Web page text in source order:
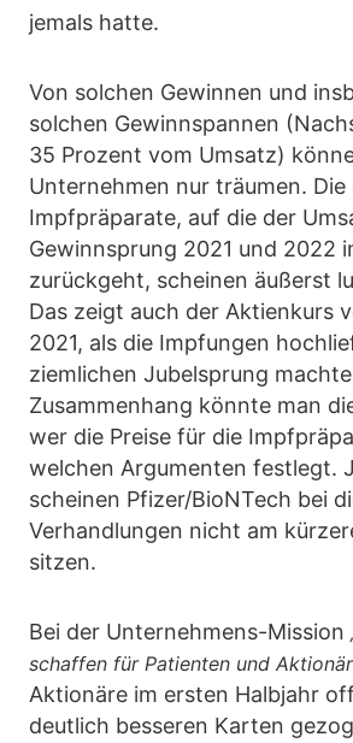
jemals hatte.
Von solchen Gewinnen und
solchen Gewinnspannen
35 Prozent vom Umsatz)
Unternehmen nur träumen. Die
Impfpräparate, auf die der
Gewinnsprung 2021 und 2022
zurückgeht, scheinen äußerst
Das zeigt auch der Aktienkurs
2021, als die Impfungen
ziemlichen Jubelsprung
Zusammenhang könnte man
wer die Preise für die
welchen Argumenten festlegt.
scheinen Pfizer/BioNTech bei
Verhandlungen nicht am
sitzen.
Bei der Unternehmens-Mission
schaffen für Patienten und
Aktionäre im ersten Halbjahr
deutlich besseren Karten